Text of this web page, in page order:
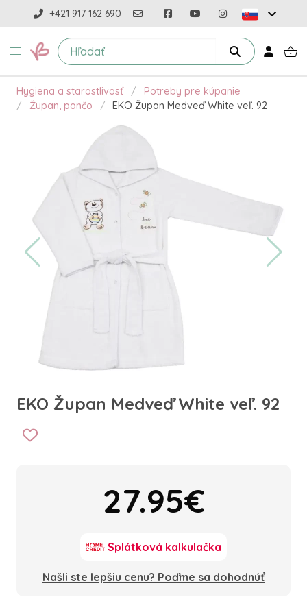
+421 917 162 690
Hygiena a starostlivosť
Potreby pre kúpanie
Župan, pončo
EKO Župan Medveď White veľ. 92
EKO Župan Medveď White veľ. 92
27.95€
Splátková kalkulačka
Našli ste lepšiu cenu? Poďme sa dohodnúť